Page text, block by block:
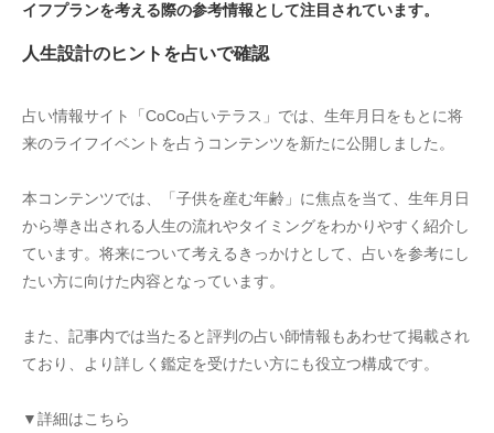
イフプランを考える際の参考情報として注目されています。
人生設計のヒントを占いで確認
占い情報サイト「CoCo占いテラス」では、生年月日をもとに将
来のライフイベントを占うコンテンツを新たに公開しました。
本コンテンツでは、「子供を産む年齢」に焦点を当て、生年月日
から導き出される人生の流れやタイミングをわかりやすく紹介し
ています。将来について考えるきっかけとして、占いを参考にし
たい方に向けた内容となっています。
また、記事内では当たると評判の占い師情報もあわせて掲載され
ており、より詳しく鑑定を受けたい方にも役立つ構成です。
▼詳細はこちら